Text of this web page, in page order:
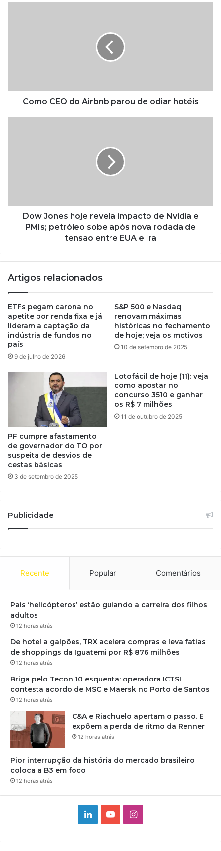
Como CEO do Airbnb parou de odiar hotéis
Dow Jones hoje revela impacto de Nvidia e
PMIs; petróleo sobe após nova rodada de
tensão entre EUA e Irã
Artigos relacionados
ETFs pegam carona no
apetite por renda fixa e já
lideram a captação da
indústria de fundos no
país
9 de julho de 2026
S&P 500 e Nasdaq
renovam máximas
históricas no fechamento
de hoje; veja os motivos
10 de setembro de 2025
PF cumpre afastamento
de governador do TO por
suspeita de desvios de
cestas básicas
3 de setembro de 2025
Lotofácil de hoje (11): veja
como apostar no
concurso 3510 e ganhar
os R$ 7 milhões
11 de outubro de 2025
Publicidade
Recente Popular Comentários
Pais ‘helicópteros’ estão guiando a carreira dos filhos
adultos
12 horas atrás
De hotel a galpões, TRX acelera compras e leva fatias
de shoppings da Iguatemi por R$ 876 milhões
12 horas atrás
Briga pelo Tecon 10 esquenta: operadora ICTSI
contesta acordo de MSC e Maersk no Porto de Santos
12 horas atrás
C&A e Riachuelo apertam o passo. E
expõem a perda de ritmo da Renner
12 horas atrás
Pior interrupção da história do mercado brasileiro
coloca a B3 em foco
12 horas atrás
LinkedinYouTubeInstagram